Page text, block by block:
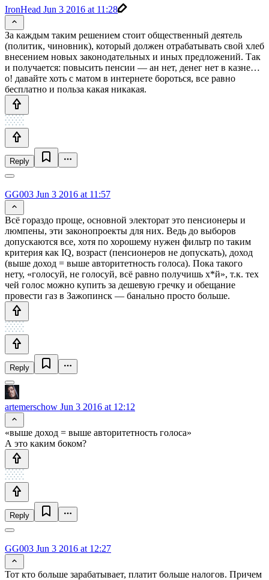
IronHead Jun 3 2016 at 11:28
За каждым таким решением стоит общественный деятель
(политик, чиновник), который должен отрабатывать свой хлеб
внесением новых законодательных и иных предложений. Так
и получается: повысить пенсии — ан нет, денег нет в казне…
о! давайте хоть с матом в интернете бороться, все равно
бесплатно и польза какая никакая.
Reply
GG003 Jun 3 2016 at 11:57
Всё гораздо проще, основной электорат это пенсионеры и
люмпены, эти законопроекты для них. Ведь до выборов
допускаются все, хотя по хорошему нужен фильтр по таким
критерия как IQ, возраст (пенсионеров не допускать), доход
(выше доход = выше авторитетность голоса). Пока такого
нету, «голосуй, не голосуй, всё равно получишь х*й», т.к. тех
чей голос можно купить за дешевую гречку и обещание
провести газ в Зажопинск — банально просто больше.
Reply
artemerschow Jun 3 2016 at 12:12
«выше доход = выше авторитетность голоса»
А это каким боком?
Reply
GG003 Jun 3 2016 at 12:27
Тот кто больше зарабатывает, платит больше налогов. Причем